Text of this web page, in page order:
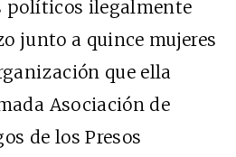
políticos ilegalmente
junto a quince mujeres
que ella
Asociación de
de los Presos